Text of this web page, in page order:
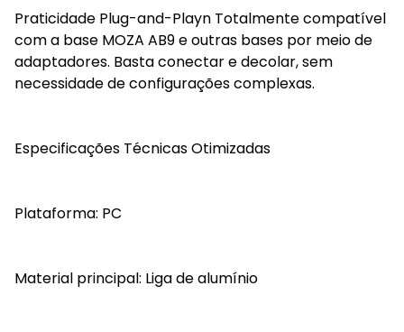
Praticidade Plug-and-Playn Totalmente compatível
com a base MOZA AB9 e outras bases por meio de
adaptadores. Basta conectar e decolar, sem
necessidade de configurações complexas.
Especificações Técnicas Otimizadas
Plataforma: PC
Material principal: Liga de alumínio